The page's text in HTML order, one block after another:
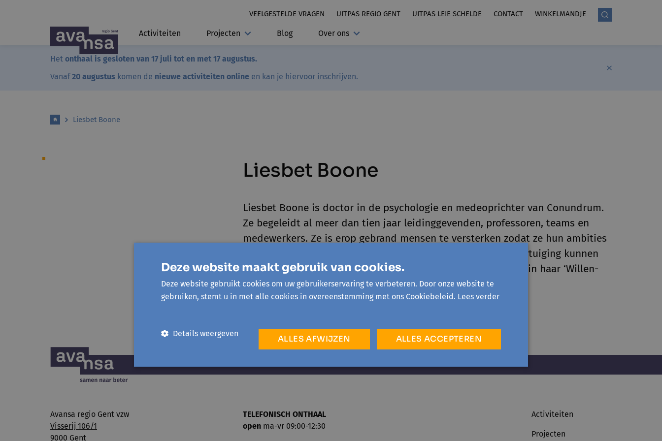
VEELGESTELDE VRAGEN UITPAS REGIO GENT UITPAS LEIE SCHELDE CONTACT WINKELMANDJE
Activiteiten Projecten Blog Over ons
Het onthaal is gesloten van 17 juli tot en met 17 augustus.
Vanaf20 augustus komen de nieuwe activiteiten online en kan je hiervoor inschrijven.
Liesbet Boone
Liesbet Boone
Liesbet Boone is doctor in de psychologie en medeoprichter van Conundrum.
Ze begeleidt al meer dan tien jaar leidinggevenden, professoren, teams en
medewerkers. Ze is erop gebrand mensen te versterken zodat ze hun ambities
in hun persoonlijke en professionele leven met moed en overtuiging kunnen
realiseren. Ze schreef een boek waarin ze de lezer meeneemt in haar ‘Willen-
durven-doen’- aanpak.
Avansa regio Gent vzw
Visserij 106/1
9000 Gent
TELEFONISCH ONTHAAL
openma-vr 09:00-12:30
Activiteiten
Projecten
Deze website maakt gebruik van cookies.
Deze website gebruikt cookies om uw gebruikerservaring te verbeteren. Door onze website te
gebruiken, stemt u in met alle cookies in overeenstemming met ons Cookiebeleid. Lees verder
ALLES ACCEPTEREN
ALLES AFWIJZEN
Details weergeven